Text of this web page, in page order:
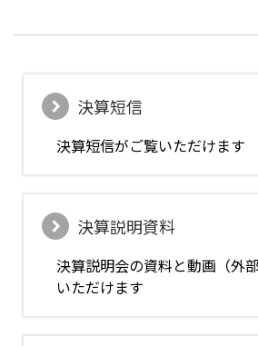
決算短信
決算短信がご覧いただけます
決算説明資料
決算説明会の資料と動画（外
いただけます